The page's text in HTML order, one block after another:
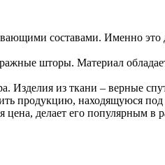
составами. Именно это
шторы. Материал
Изделия из ткани – верные
продукцию, находящуюся
делает его популярным в